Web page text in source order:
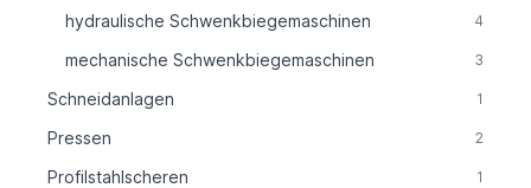
hydraulische Schwenkbiegemaschinen 4
mechanische Schwenkbiegemaschinen 3
Schneidanlagen 1
Pressen 2
Profilstahlscheren 1